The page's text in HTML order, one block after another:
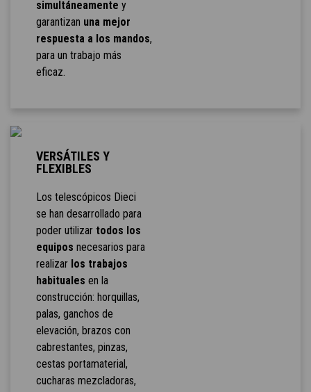
simultáneamente y
garantizan una mejor
respuesta a los mandos,
para un trabajo más
eficaz.
VERSÁTILES Y
FLEXIBLES
Los telescópicos Dieci
se han desarrollado para
poder utilizar todos los
equipos necesarios para
realizar los trabajos
habituales en la
construcción: horquillas,
palas, ganchos de
elevación, brazos con
cabrestantes, pinzas,
cestas portamaterial,
cucharas mezcladoras,